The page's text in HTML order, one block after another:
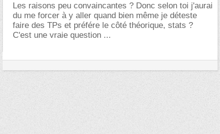
Les raisons peu convaincantes ? Donc selon toi j'aurai
du me forcer à y aller quand bien même je déteste
faire des TPs et préfére le côté théorique, stats ?
C'est une vraie question ...